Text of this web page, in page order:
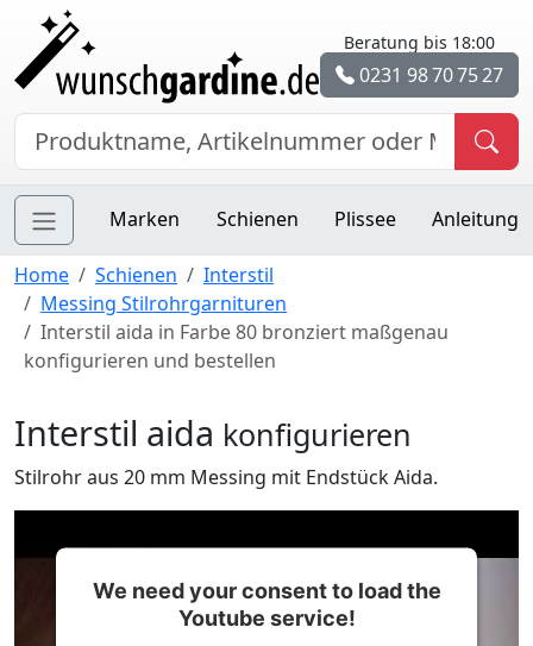
Beratung bis 18:00
0231 98 70 75 27
Marken Schienen Plissee Anleitung
Home Schienen
Interstil
Messing Stilrohrgarnituren
Interstil aida in Farbe 80 bronziert maßgenau
konfigurieren und bestellen
Interstil aida konfigurieren
Stilrohr aus 20 mm Messing mit Endstück Aida.
We need your consent to load the
Youtube service!